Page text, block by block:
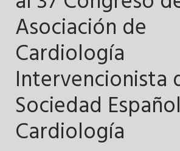
Asociación de
Cardiología
Intervencionista
Sociedad
Cardiología